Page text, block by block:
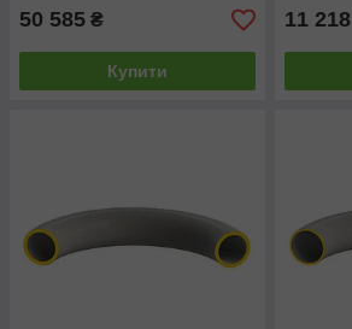
50 585 ₴
Купити
11 218